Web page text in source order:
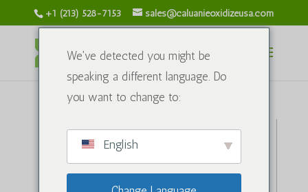
+1 (213) 528-7153 sales@caluanieoxidizeusa.com
We've detected you might be
speaking a different language. Do
you want to change to:
English